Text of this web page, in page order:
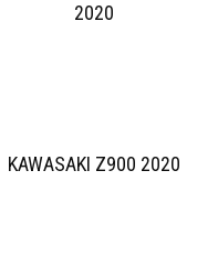
2020
KAWASAKI Z900 2020